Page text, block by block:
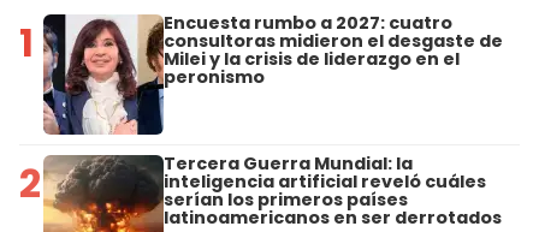
1 Encuesta rumbo a 2027: cuatro
consultoras midieron el desgaste de
Milei y la crisis de liderazgo en el
peronismo
2 Tercera Guerra Mundial: la
inteligencia artificial reveló cuáles
serían los primeros países
latinoamericanos en ser derrotados